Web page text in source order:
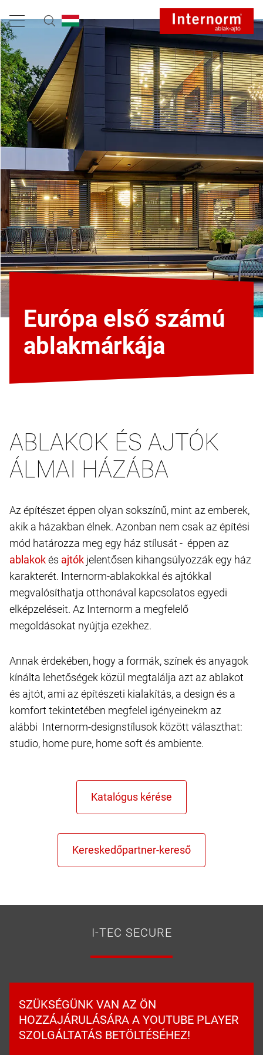
Európa első számú
ablakmárkája
ABLAKOK ÉS AJTÓK
ÁLMAI HÁZÁBA
Az építészet éppen olyan sokszínű, mint az emberek,
akik a házakban élnek. Azonban nem csak az építési
mód határozza meg egy ház stílusát - éppen az
és
jelentősen kihangsúlyozzák egy ház
karakterét. Internorm-ablakokkal és ajtókkal
megvalósíthatja otthonával kapcsolatos egyedi
elképzeléseit. Az Internorm a megfelelő
megoldásokat nyújtja ezekhez.
Annak érdekében, hogy a formák, színek és anyagok
kínálta lehetőségek közül megtalálja azt az ablakot
és ajtót, ami az építészeti kialakítás, a design és a
komfort tekintetében megfelel igényeinekm az
alábbi Internorm-designstílusok között választhat:
studio, home pure, home soft és ambiente.
I-TEC SECURE
SZÜKSÉGÜNK VAN AZ ÖN
HOZZÁJÁRULÁSÁRA A YOUTUBE PLAYER
SZOLGÁLTATÁS BETÖLTÉSÉHEZ!